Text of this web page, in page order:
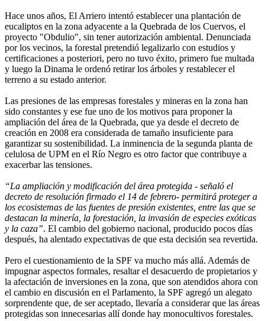
Hace unos años, El Arriero intentó establecer una plantación de
eucaliptos en la zona adyacente a la Quebrada de los Cuervos, el
proyecto "Obdulio", sin tener autorización ambiental. Denunciada
por los vecinos, la forestal pretendió legalizarlo con estudios y
certificaciones a posteriori, pero no tuvo éxito, primero fue multada
y luego la Dinama le ordenó retirar los árboles y restablecer el
terreno a su estado anterior.
Las presiones de las empresas forestales y mineras en la zona han
sido constantes y ese fue uno de los motivos para proponer la
ampliación del área de la Quebrada, que ya desde el decreto de
creación en 2008 era considerada de tamaño insuficiente para
garantizar su sostenibilidad. La inminencia de la segunda planta de
celulosa de UPM en el Río Negro es otro factor que contribuye a
exacerbar las tensiones.
“La ampliación y modificación del área protegida - señaló el
decreto de resolución firmado el 14 de febrero- permitirá proteger a
los ecosistemas de las fuentes de presión existentes, entre las que se
destacan la minería, la forestación, la invasión de especies exóticas
y la caza”. El cambio del gobierno nacional, producido pocos días
después, ha alentado expectativas de que esta decisión sea revertida.
Pero el cuestionamiento de la SPF va mucho más allá. Además de
impugnar aspectos formales, resaltar el desacuerdo de propietarios y
la afectación de inversiones en la zona, que son atendidos ahora con
el cambio en discusión en el Parlamento, la SPF agregó un alegato
sorprendente que, de ser aceptado, llevaría a considerar que las áreas
protegidas son innecesarias allí donde hay monocultivos forestales.